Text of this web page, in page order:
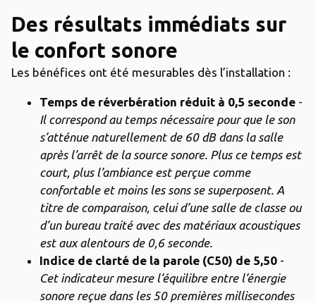
Des résultats immédiats sur
le confort sonore
Les bénéfices ont été mesurables dès l’installation :
Temps de réverbération réduit à 0,5 seconde -
Il correspond au temps nécessaire pour que le son
s’atténue naturellement de 60 dB dans la salle
après l’arrêt de la source sonore. Plus ce temps est
court, plus l’ambiance est perçue comme
confortable et moins les sons se superposent. A
titre de comparaison, celui d’une salle de classe ou
d’un bureau traité avec des matériaux acoustiques
est aux alentours de 0,6 seconde.
Indice de clarté de la parole (C50) de 5,50 -
Cet indicateur mesure l’équilibre entre l’énergie
sonore reçue dans les 50 premières millisecondes